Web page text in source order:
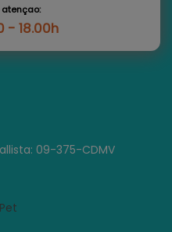
atençao:
- 18.00h
09-375-CDMV